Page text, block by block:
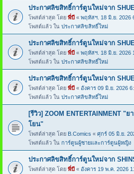
ประกาศลิขสิทธิ์การ์ตูนใหม่จาก
โพสต์ล่าสุด โดย พี่บี « พฤหัสฯ. 18 มิ.ย. 2026
โพสต์แล้ว ใน ประกาศลิขสิทธิ์ใหม่
ประกาศลิขสิทธิ์การ์ตูนใหม่จาก
โพสต์ล่าสุด โดย พี่บี « พฤหัสฯ. 18 มิ.ย. 2026
โพสต์แล้ว ใน ประกาศลิขสิทธิ์ใหม่
ประกาศลิขสิทธิ์การ์ตูนใหม่จาก
โพสต์ล่าสุด โดย พี่บี « อังคาร 09 มิ.ย. 2026
โพสต์แล้ว ใน ประกาศลิขสิทธิ์ใหม่
[รีวิว] ZOOM ENTERTAINMENT "
โยน"
โพสต์ล่าสุด โดย B.Comics « ศุกร์ 05 มิ.ย.
โพสต์แล้ว ใน การ์ตูนผู้ชายและการ์ตูนผู้หญิง
ประกาศลิขสิทธิ์การ์ตูนใหม่จาก
โพสต์ล่าสุด โดย พี่บี « อังคาร 19 พ.ค. 2026